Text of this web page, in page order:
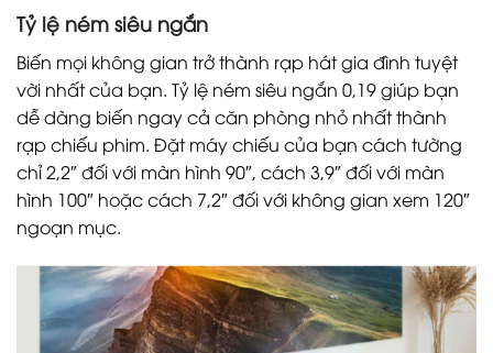
Tỷ lệ ném siêu ngắn
Biến mọi không gian trở thành rạp hát gia đình tuyệt
vời nhất của bạn. Tỷ lệ ném siêu ngắn 0,19 giúp bạn
dễ dàng biến ngay cả căn phòng nhỏ nhất thành
rạp chiếu phim. Đặt máy chiếu của bạn cách tường
chỉ 2,2″ đối với màn hình 90″, cách 3,9″ đối với màn
hình 100″ hoặc cách 7,2″ đối với không gian xem 120″
ngoạn mục.